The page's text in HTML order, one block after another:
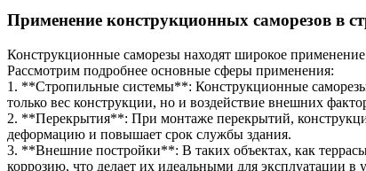
Применение конструкционных саморезов в
Конструкционные саморезы находят широкое
Рассмотрим подробнее основные сферы применения:
1. **Стропильные системы**: Конструкционные
только вес конструкции, но и воздействие внешних
2. **Перекрытия**: При монтаже перекрытий,
деформацию и повышает срок службы здания.
3. **Внешние постройки**: В таких объектах, как
коррозию, что делает их идеальными для эксплуатации